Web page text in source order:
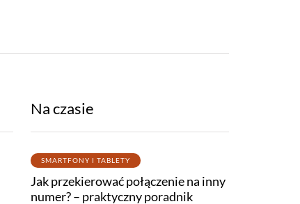
TELEGRAM
Na czasie
SMARTFONY I TABLETY
Jak przekierować połączenie na inny
numer? – praktyczny poradnik